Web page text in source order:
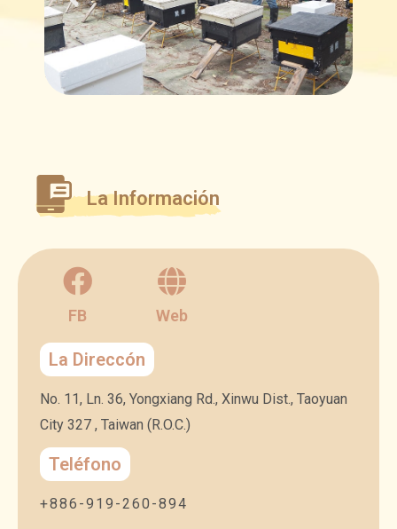
La Información
Teléfono
+886-919-260-894
La Direccón
No. 11, Ln. 36, Yongxiang Rd., Xinwu Dist., Taoyuan
City 327 , Taiwan (R.O.C.)
Web
FB